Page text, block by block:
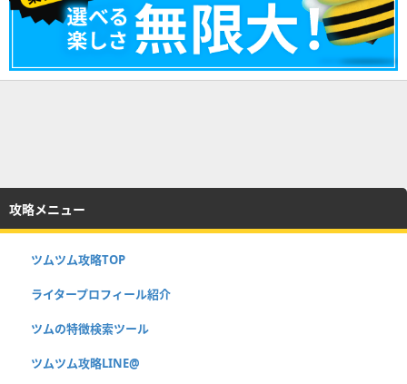
攻略メニュー
ツムツム攻略TOP
ライタープロフィール紹介
ツムの特徴検索ツール
ツムツム攻略LINE@